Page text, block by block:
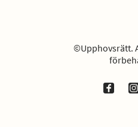
©Upphovsrätt.